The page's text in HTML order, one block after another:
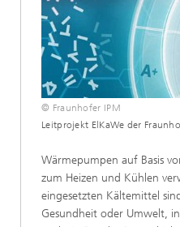
© Fraunhofer IPM
Leitprojekt ElKaWe der
Wärmepumpen auf Basis
zum Heizen und Kühlen
eingesetzten Kältemittel
Gesundheit oder Umwelt,